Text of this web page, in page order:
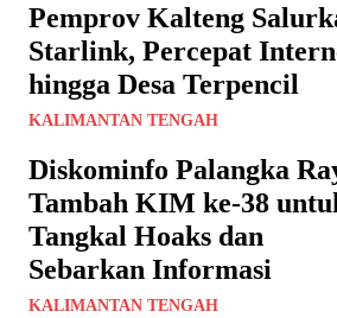
Pemprov Kalteng
Starlink, Percepat
hingga Desa Terpencil
KALIMANTAN TENGAH
Diskominfo Palangka
Tambah KIM ke-38
Tangkal Hoaks dan
Sebarkan Informasi
KALIMANTAN TENGAH